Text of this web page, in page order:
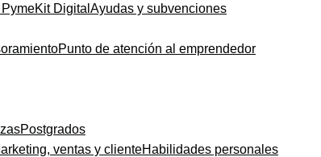
Kit Digital Ayudas y subvenciones
Punto de atención al emprendedor
Postgrados
ventas y clienteHabilidades personales